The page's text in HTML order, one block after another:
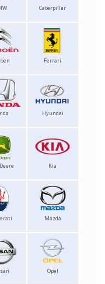
Caterpillar
Ferrari
Hyundai
Kia
Mazda
Opel